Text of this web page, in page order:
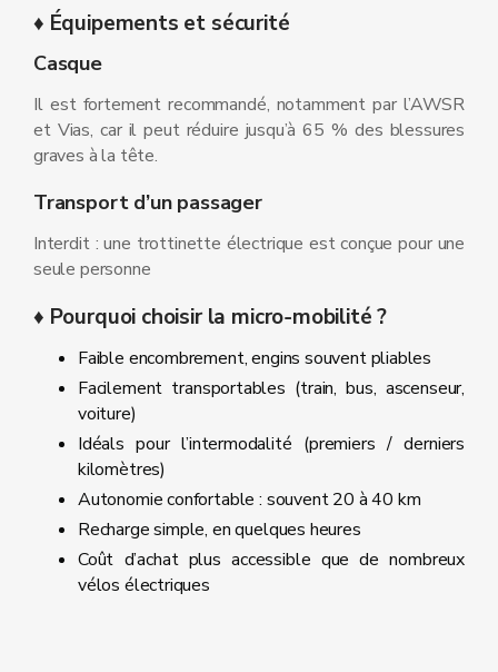
♦ Équipements et sécurité
Casque
Il est fortement recommandé, notamment par l’AWSR
et Vias, car il peut réduire jusqu’à 65 % des blessures
graves à la tête.
Transport d’un passager
Interdit : une trottinette électrique est conçue pour une
seule personne
♦ Pourquoi choisir la micro‑mobilité ?
Faible encombrement, engins souvent pliables
Facilement transportables (train, bus, ascenseur,
voiture)
Idéals pour l’intermodalité (premiers / derniers
kilomètres)
Autonomie confortable : souvent 20 à 40 km
Recharge simple, en quelques heures
Coût d’achat plus accessible que de nombreux
vélos électriques